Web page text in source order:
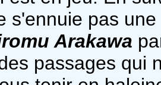
s'ennuie pas
Arakawa
passages qui